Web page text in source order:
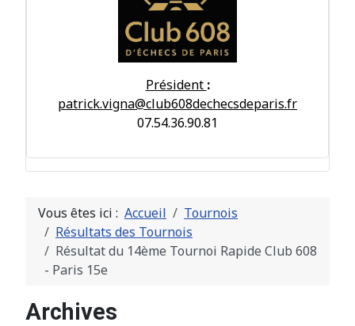
Président :
patrick.vigna@club608dechecsdeparis.fr
07.54.36.90.81
Vous êtes ici : Accueil
Tournois
Résultats des Tournois
Résultat du 14ème Tournoi Rapide Club 608
- Paris 15e
Archives